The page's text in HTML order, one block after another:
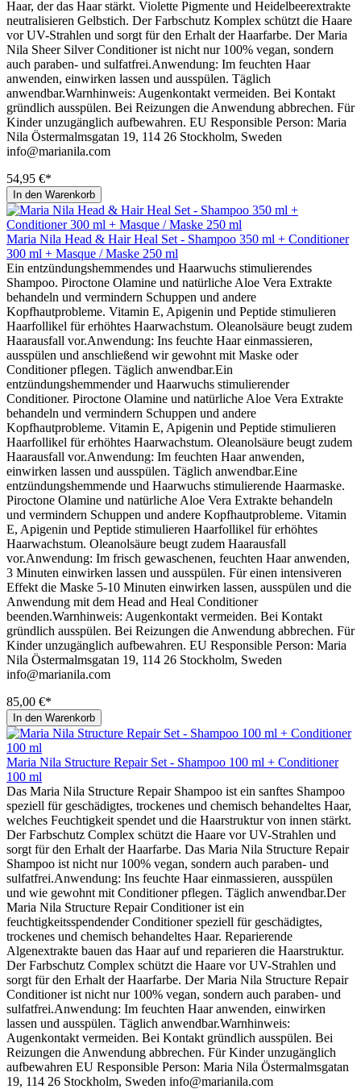
Haar, der das Haar stärkt. Violette Pigmente und Heidelbeerextrakte
neutralisieren Gelbstich. Der Farbschutz Komplex schützt die Haare
vor UV-Strahlen und sorgt für den Erhalt der Haarfarbe. Der Maria
Nila Sheer Silver Conditioner ist nicht nur 100% vegan, sondern
auch paraben- und sulfatfrei.Anwendung: Im feuchten Haar
anwenden, einwirken lassen und ausspülen. Täglich
anwendbar.Warnhinweis: Augenkontakt vermeiden. Bei Kontakt
gründlich ausspülen. Bei Reizungen die Anwendung abbrechen. Für
Kinder unzugänglich aufbewahren. EU Responsible Person: Maria
Nila Östermalmsgatan 19, 114 26 Stockholm, Sweden
info@marianila.com
54,95 €*
In den Warenkorb
Maria Nila Head & Hair Heal Set - Shampoo 350 ml + Conditioner
300 ml + Masque / Maske 250 ml
Ein entzündungshemmendes und Haarwuchs stimulierendes
Shampoo. Piroctone Olamine und natürliche Aloe Vera Extrakte
behandeln und vermindern Schuppen und andere
Kopfhautprobleme. Vitamin E, Apigenin und Peptide stimulieren
Haarfollikel für erhöhtes Haarwachstum. Oleanolsäure beugt zudem
Haarausfall vor.Anwendung: Ins feuchte Haar einmassieren,
ausspülen und anschließend wir gewohnt mit Maske oder
Conditioner pflegen. Täglich anwendbar.Ein
entzündungshemmender und Haarwuchs stimulierender
Conditioner. Piroctone Olamine und natürliche Aloe Vera Extrakte
behandeln und vermindern Schuppen und andere
Kopfhautprobleme. Vitamin E, Apigenin und Peptide stimulieren
Haarfollikel für erhöhtes Haarwachstum. Oleanolsäure beugt zudem
Haarausfall vor.Anwendung: Im feuchten Haar anwenden,
einwirken lassen und ausspülen. Täglich anwendbar.Eine
entzündungshemmende und Haarwuchs stimulierende Haarmaske.
Piroctone Olamine und natürliche Aloe Vera Extrakte behandeln
und vermindern Schuppen und andere Kopfhautprobleme. Vitamin
E, Apigenin und Peptide stimulieren Haarfollikel für erhöhtes
Haarwachstum. Oleanolsäure beugt zudem Haarausfall
vor.Anwendung: Im frisch gewaschenen, feuchten Haar anwenden,
3 Minuten einwirken lassen und ausspülen. Für einen intensiveren
Effekt die Maske 5-10 Minuten einwirken lassen, ausspülen und die
Anwendung mit dem Head and Heal Conditioner
beenden.Warnhinweis: Augenkontakt vermeiden. Bei Kontakt
gründlich ausspülen. Bei Reizungen die Anwendung abbrechen. Für
Kinder unzugänglich aufbewahren. EU Responsible Person: Maria
Nila Östermalmsgatan 19, 114 26 Stockholm, Sweden
info@marianila.com
85,00 €*
In den Warenkorb
Maria Nila Structure Repair Set - Shampoo 100 ml + Conditioner
100 ml
Das Maria Nila Structure Repair Shampoo ist ein sanftes Shampoo
speziell für geschädigtes, trockenes und chemisch behandeltes Haar,
welches Feuchtigkeit spendet und die Haarstruktur von innen stärkt.
Der Farbschutz Complex schützt die Haare vor UV-Strahlen und
sorgt für den Erhalt der Haarfarbe. Das Maria Nila Structure Repair
Shampoo ist nicht nur 100% vegan, sondern auch paraben- und
sulfatfrei.Anwendung: Ins feuchte Haar einmassieren, ausspülen
und wie gewohnt mit Conditioner pflegen. Täglich anwendbar.Der
Maria Nila Structure Repair Conditioner ist ein
feuchtigkeitsspendender Conditioner speziell für geschädigtes,
trockenes und chemisch behandeltes Haar. Reparierende
Algenextrakte bauen das Haar auf und reparieren die Haarstruktur.
Der Farbschutz Complex schützt die Haare vor UV-Strahlen und
sorgt für den Erhalt der Haarfarbe. Der Maria Nila Structure Repair
Conditioner ist nicht nur 100% vegan, sondern auch paraben- und
sulfatfrei.Anwendung: Im feuchten Haar anwenden, einwirken
lassen und ausspülen. Täglich anwendbar.Warnhinweis:
Augenkontakt vermeiden. Bei Kontakt gründlich ausspülen. Bei
Reizungen die Anwendung abbrechen. Für Kinder unzugänglich
aufbewahren EU Responsible Person: Maria Nila Östermalmsgatan
19, 114 26 Stockholm, Sweden info@marianila.com